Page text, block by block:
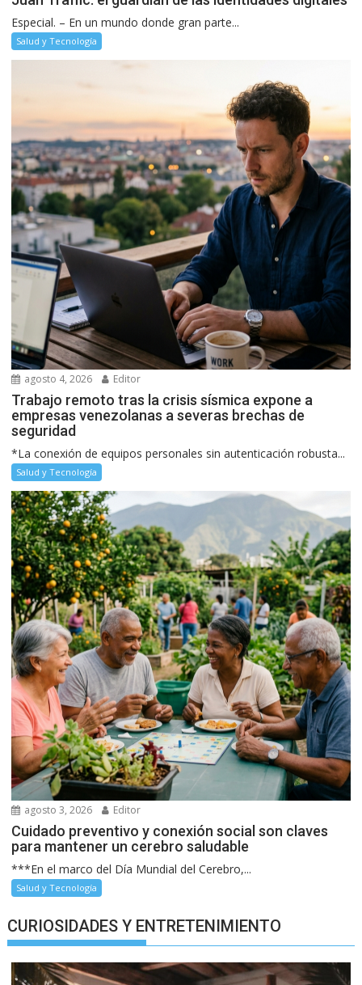
Especial. – En un mundo donde gran parte...
Salud y Tecnología
agosto 4, 2026 Editor
Trabajo remoto tras la crisis sísmica expone a
empresas venezolanas a severas brechas de
seguridad
*La conexión de equipos personales sin autenticación robusta...
Salud y Tecnología
agosto 3, 2026 Editor
Cuidado preventivo y conexión social son claves
para mantener un cerebro saludable
***En el marco del Día Mundial del Cerebro,...
Salud y Tecnología
CURIOSIDADES Y ENTRETENIMIENTO